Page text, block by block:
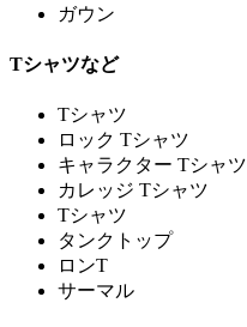
ガウン
Tシャツなど
Tシャツ
ロック Tシャツ
キャラクター Tシャツ
カレッジ Tシャツ
Tシャツ
タンクトップ
ロンT
サーマル